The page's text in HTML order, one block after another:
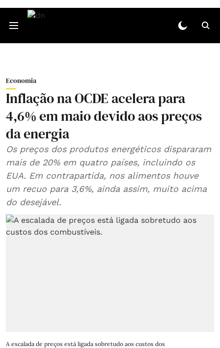
Economia
Inflação na OCDE acelera para
4,6% em maio devido aos preços
da energia
Os preços dos produtos energéticos dispararam
mais de 20% em quatro países, incluindo os
EUA. Em contrapartida, nos alimentos houve
um recuo para 3,6%, ainda assim, muito acima
do desejável.
A escalada de preços está ligada sobretudo aos custos dos